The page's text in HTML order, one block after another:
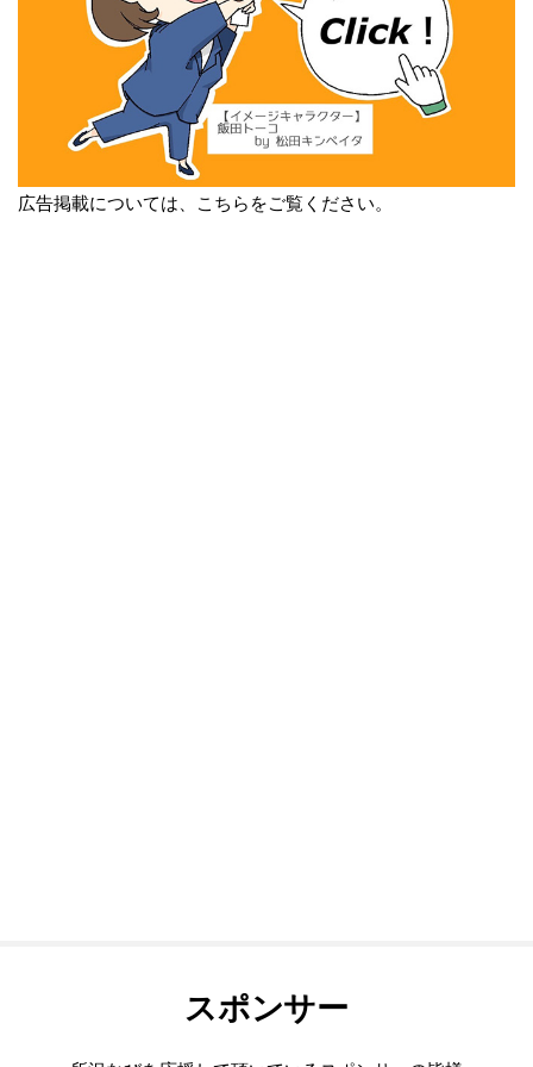
広告掲載については、こちらをご覧ください。
スポンサー